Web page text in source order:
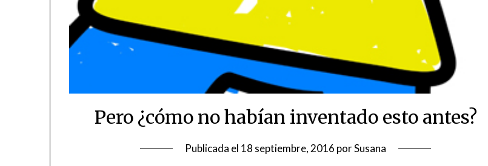
Pero ¿cómo no habían inventado esto antes?
Publicada el 18 septiembre, 2016 porSusana